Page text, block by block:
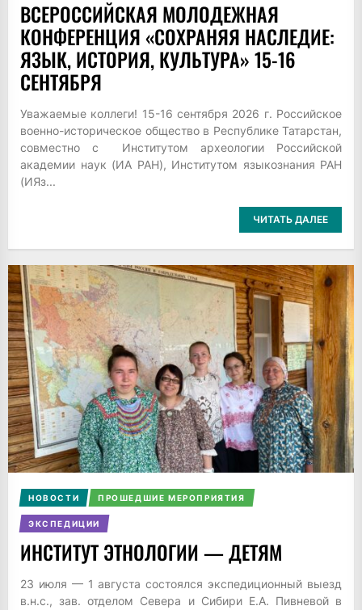
ВСЕРОССИЙСКАЯ МОЛОДЕЖНАЯ
КОНФЕРЕНЦИЯ «СОХРАНЯЯ НАСЛЕДИЕ:
ЯЗЫК, ИСТОРИЯ, КУЛЬТУРА» 15-16
СЕНТЯБРЯ
Уважаемые коллеги! 15-16 сентября 2026 г. Российское
военно-историческое общество в Республике Татарстан,
совместно с Институтом археологии Российской
академии наук (ИА РАН), Институтом языкознания РАН
(ИЯз...
ЧИТАТЬ ДАЛЕЕ
НОВОСТИ ПРОШЕДШИЕ МЕРОПРИЯТИЯ
ЭКСПЕДИЦИИ
ИНСТИТУТ ЭТНОЛОГИИ — ДЕТЯМ
23 июля — 1 августа состоялся экспедиционный выезд
в.н.с., зав. отделом Севера и Сибири Е.А. Пивневой в